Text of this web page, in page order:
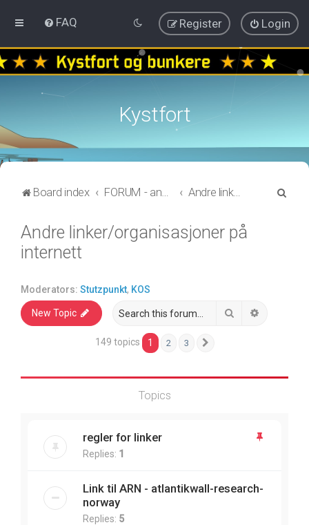
FAQ Login
Register
Kystfort
Board index FORUM - annen informasjon Andre linker/organisasjoner på internett
Andre linker/organisasjoner på
internett
Moderators: Stutzpunkt, KOS
New Topic Search
149 topics 1 2 3
Topics
regler for linker
Replies: 1
Link til ARN - atlantikwall-research-
norway
Replies: 5